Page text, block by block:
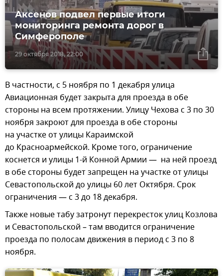
29 октября 2018, 22:00
Аксенов подвел первые итоги
мониторинга ремонта дорог в
Симферополе
В частности, с 5 ноября по 1 декабря улица
Авиационная будет закрыта для проезда в обе
стороны на всем протяжении. Улицу Чехова с 3 по 30
ноября закроют для проезда в обе стороны
на участке от улицы Караимской
до Красноармейской. Кроме того, ограничение
коснется и улицы 1-й Конной Армии — на ней проезд
в обе стороны будет запрещен на участке от улицы
Севастопольской до улицы 60 лет Октября. Срок
ограничения — с 3 до 18 декабря.
Также новые табу затронут перекресток улиц Козлова
и Севастопольской – там вводится ограничение
проезда по полосам движения в период с 3 по 8
ноября.